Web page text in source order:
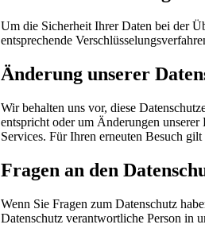
Um die Sicherheit Ihrer Daten bei der
entsprechende
Änderung unserer
Wir behalten uns vor, diese
entspricht oder um Änderungen
Services. Für Ihren erneuten Besuch
Fragen an den
Wenn Sie Fragen zum Datenschutz
Datenschutz verantwortliche Person in